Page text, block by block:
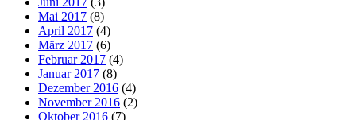
Mai 2017 (8)
April 2017 (4)
März 2017 (6)
Februar 2017 (4)
Januar 2017 (8)
Dezember 2016 (4)
November 2016 (2)
Oktober 2016 (7)